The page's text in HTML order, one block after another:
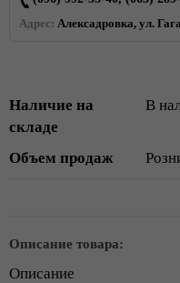
Адрес: Алексадровка, ул.
Наличие на
складе
В
Объем продаж
Описание товара:
Описание